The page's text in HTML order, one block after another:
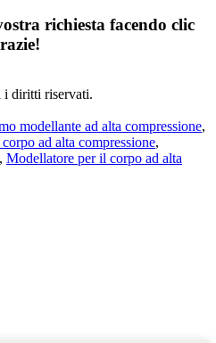
richiesta facendo clic
diritti riservati.
modellante ad alta compressione,
ad alta compressione,
, Modellatore per il corpo ad alta